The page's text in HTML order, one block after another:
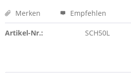
Merken Empfehlen
Artikel-Nr.: SCH50L